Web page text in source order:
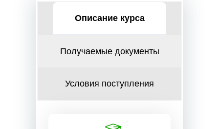
Описание курса
Получаемые документы
Условия поступления